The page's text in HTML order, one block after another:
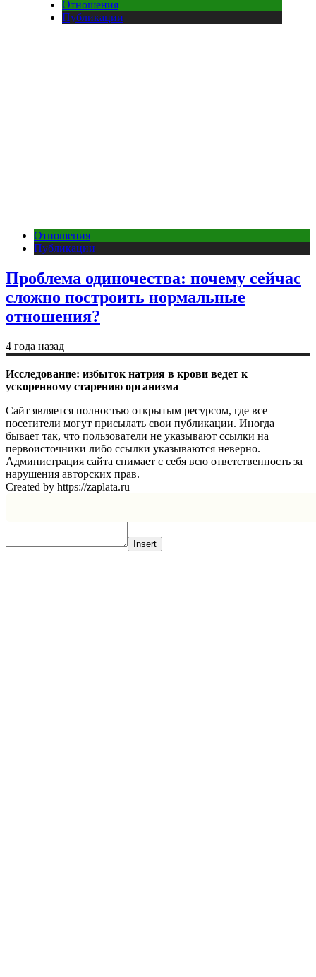
Отношения
Публикации
Отношения
Публикации
Проблема одиночества: почему сейчас
сложно построить нормальные
отношения?
4 года назад
Исследование: избыток натрия в крови ведет к
ускоренному старению организма
Сайт является полностью открытым ресурсом, где все
посетители могут присылать свои публикации. Иногда
бывает так, что пользователи не указывают ссылки на
первоисточники либо ссылки указываются неверно.
Администрация сайта снимает с себя всю ответственность за
нарушения авторских прав.
Created by https://zaplata.ru
Insert